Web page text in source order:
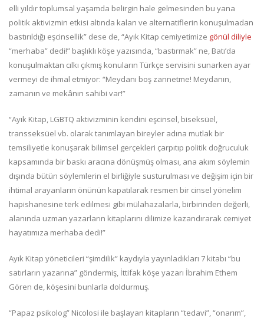
elli yıldır toplumsal yaşamda belirgin hale gelmesinden bu yana
politik aktivizmin etkisi altında kalan ve alternatiflerin konuşulmadan
bastırıldığı eşcinsellik” dese de, “Ayık Kitap cemiyetimize gönül diliyle
“merhaba” dedi!” başlıklı köşe yazısında, “bastırmak” ne, Batı’da
konuşulmaktan cılkı çıkmış konuların Türkçe servisini sunarken ayar
vermeyi de ihmal etmiyor: “Meydanı boş zannetme! Meydanın,
zamanın ve mekânın sahibi var!”
“Ayık Kitap, LGBTQ aktivizminin kendini eşcinsel, biseksüel,
transseksüel vb. olarak tanımlayan bireyler adına mutlak bir
temsiliyetle konuşarak bilimsel gerçekleri çarpıtıp politik doğruculuk
kapsamında bir baskı aracına dönüşmüş olması, ana akım söylemin
dışında bütün söylemlerin el birliğiyle susturulması ve değişim için bir
ihtimal arayanların önünün kapatılarak resmen bir cinsel yönelim
hapishanesine terk edilmesi gibi mülahazalarla, birbirinden değerli,
alanında uzman yazarların kitaplarını dilimize kazandırarak cemiyet
hayatımıza merhaba dedi!”
Ayık Kitap yöneticileri “şimdilik” kaydıyla yayınladıkları 7 kitabı “bu
satırların yazarına” göndermiş, İttifak köşe yazarı İbrahim Ethem
Gören de, köşesini bunlarla doldurmuş.
“Papaz psikolog” Nicolosi ile başlayan kitapların “tedavi”, “onarım”,